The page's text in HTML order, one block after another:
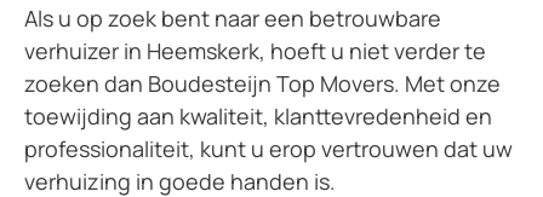
Als u op zoek bent naar een betrouwbare
verhuizer in Heemskerk, hoeft u niet verder te
zoeken dan Boudesteijn Top Movers. Met onze
toewijding aan kwaliteit, klanttevredenheid en
professionaliteit, kunt u erop vertrouwen dat uw
verhuizing in goede handen is.